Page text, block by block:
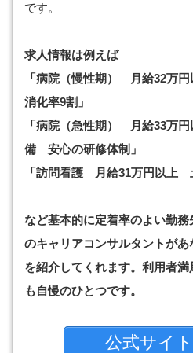
です。
求人情報は例えば
「病院（慢性期） 月給32万
消化率9割」
「病院（急性期） 月給33万
備 安心の研修体制」
「訪問看護 月給31万円以上
など基本的に定着率のよい勤
のキャリアコンサルタントが
を紹介してくれます。利用者
も自慢のひとつです。
公式サイ